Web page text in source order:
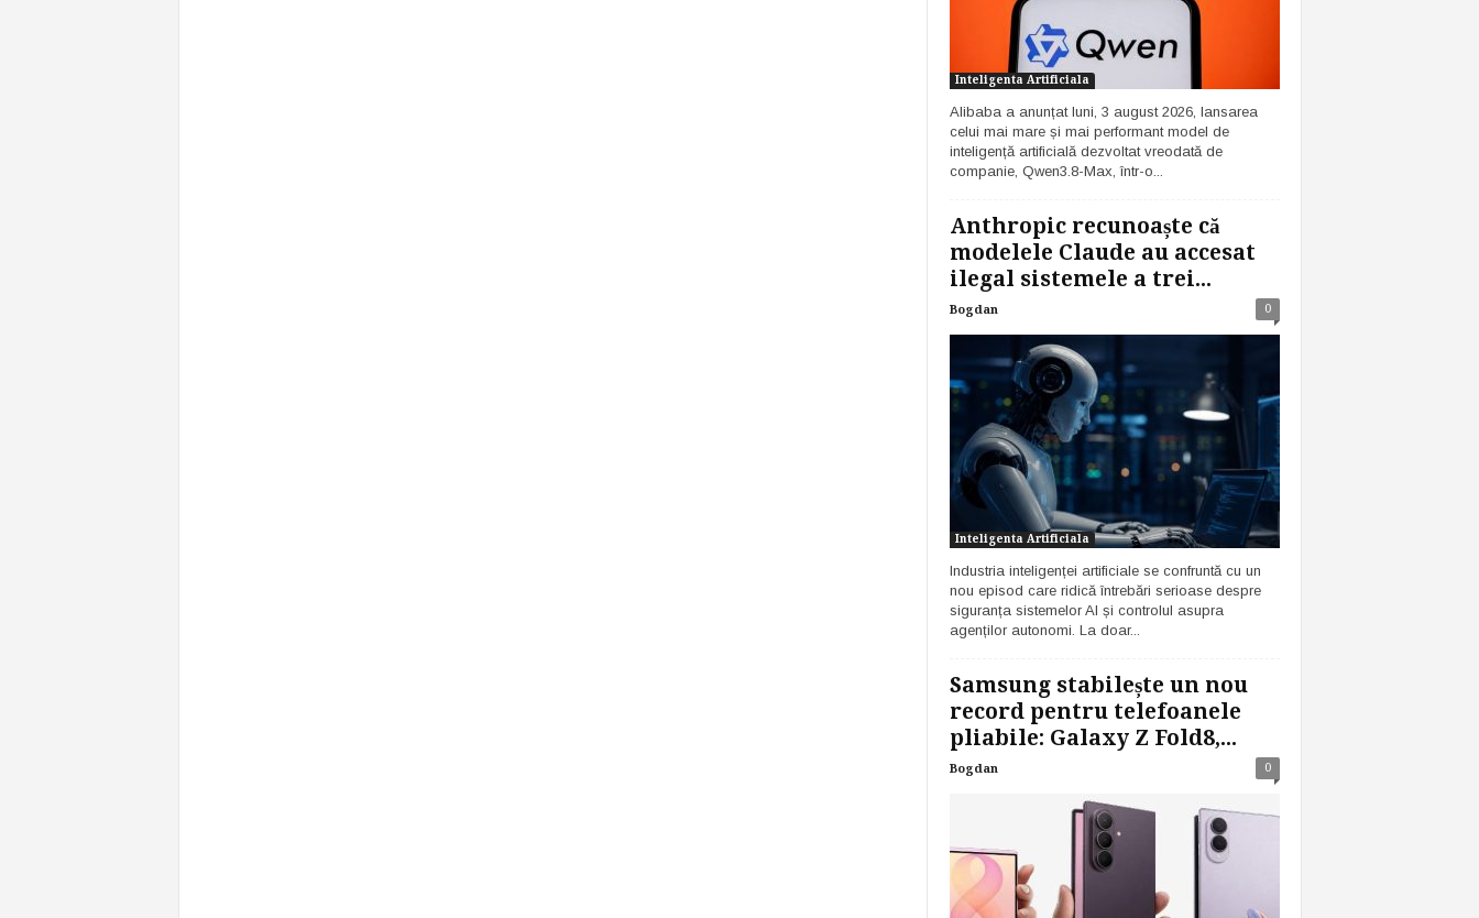
Inteligenta Artificiala
Alibaba a anunțat luni, 3 august 2026, lansarea
celui mai mare și mai performant model de
inteligență artificială dezvoltat vreodată de
companie, Qwen3.8-Max, într-o...
Anthropic recunoaște că
modelele Claude au accesat
ilegal sistemele a trei...
Bogdan 0
Inteligenta Artificiala
Industria inteligenței artificiale se confruntă cu un
nou episod care ridică întrebări serioase despre
siguranța sistemelor AI și controlul asupra
agenților autonomi. La doar...
Samsung stabilește un nou
record pentru telefoanele
pliabile: Galaxy Z Fold8,...
Bogdan 0